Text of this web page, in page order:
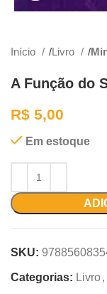
Início Livro
A Função do
R$ 5,00
Em estoque
SKU:
Categorias: Livro,